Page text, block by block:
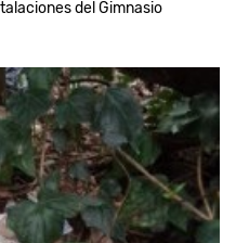
del Gimnasio